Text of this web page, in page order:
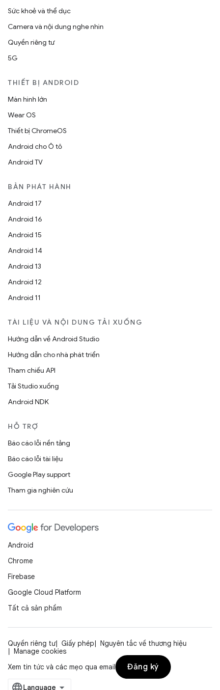
Sức khoẻ và thể dục
Camera và nội dung nghe nhìn
Quyền riêng tư
5G
THIẾT BỊ ANDROID
Màn hình lớn
Wear OS
Thiết bị ChromeOS
Android cho Ô tô
Android TV
BẢN PHÁT HÀNH
Android 17
Android 16
Android 15
Android 14
Android 13
Android 12
Android 11
TÀI LIỆU VÀ NỘI DUNG TẢI XUỐNG
Hướng dẫn về Android Studio
Hướng dẫn cho nhà phát triển
Tham chiếu API
Tải Studio xuống
Android NDK
HỖ TRỢ
Báo cáo lỗi nền tảng
Báo cáo lỗi tài liệu
Google Play support
Tham gia nghiên cứu
Android
Chrome
Firebase
Google Cloud Platform
Tất cả sản phẩm
Quyền riêng tư Giấy phép
Nguyên tắc về thương hiệu
Manage cookies
Xem tin tức và các mẹo qua email
Đăng ký